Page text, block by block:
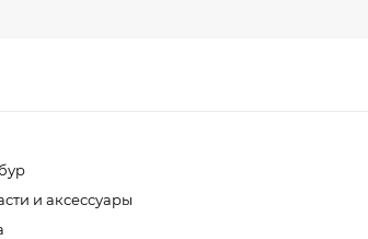
и аксессуары